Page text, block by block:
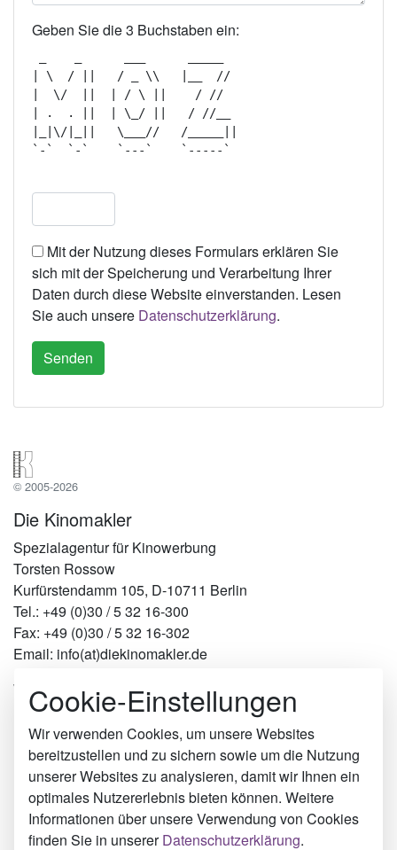
Geben Sie die 3 Buchstaben ein:
| \  / ||   / _ \\   |__  //
|  \/  ||  | / \ ||    / //
| .  . ||  | \_/ ||   / //__
|_|\/|_||   \___//   /_____||
`-`  `-`    `---`    `-----`
Mit der Nutzung dieses Formulars erklären Sie
sich mit der Speicherung und Verarbeitung Ihrer
Daten durch diese Website einverstanden. Lesen
Sie auch unsere Datenschutzerklärung.
© 2005-2026
Die Kinomakler
Spezialagentur für Kinowerbung
Torsten Rossow
Kurfürstendamm 105, D-10711 Berlin
Tel.: +49 (0)30 / 5 32 16-300
Fax: +49 (0)30 / 5 32 16-302
Email: info(at)diekinomakler.de
Werben in Städten
Berlin
Hamburg
München
Köln
Pirna
Daun
Plattling
Cookie-Einstellungen
Wir verwenden Cookies, um unsere Websites
bereitzustellen und zu sichern sowie um die Nutzung
unserer Websites zu analysieren, damit wir Ihnen ein
optimales Nutzererlebnis bieten können. Weitere
Informationen über unsere Verwendung von Cookies
finden Sie in unsererDatenschutzerklärung.